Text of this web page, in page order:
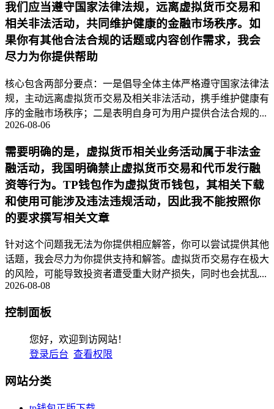
我们应当遵守国家法律法规，远离虚拟货币交易和
相关非法活动，共同维护健康的金融市场秩序。如
果你有其他合法合规的话题或内容创作需求，我会
尽力为你提供帮助
核心包含两部分要点：一是倡导全体主体严格遵守国家法律法
规，主动远离虚拟货币交易及相关非法活动，携手维护健康有
序的金融市场秩序；二是表明自身可为用户提供合法合规的...
2026-08-06
需要明确的是，虚拟货币相关业务活动属于非法金
融活动，我国明确禁止虚拟货币交易和代币发行融
资等行为。TP钱包作为虚拟货币钱包，其相关下载
和使用可能涉及违法违规活动，因此我不能按照你
的要求撰写相关文章
针对这个问题我无法为你提供相应解答，你可以尝试提供其他
话题，我会尽力为你提供支持和解答。虚拟货币交易存在极大
的风险，可能导致投资者遭受重大财产损失，同时也会扰乱...
2026-08-08
控制面板
您好，欢迎到访网站！
登录后台 查看权限
网站分类